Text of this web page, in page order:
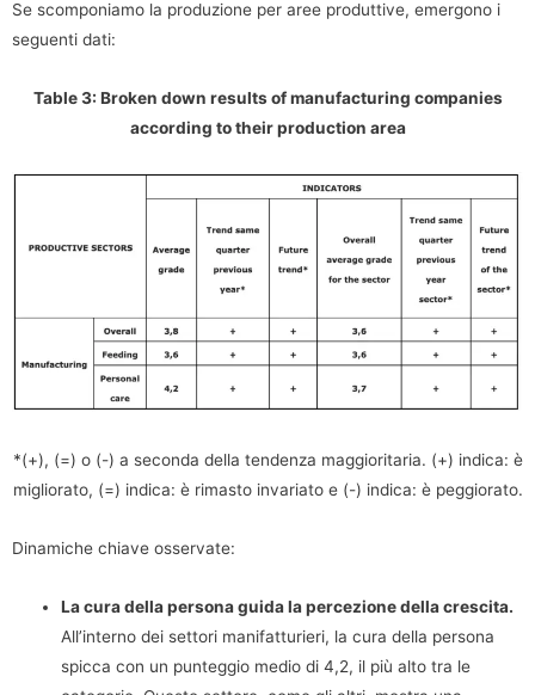
Se scomponiamo la produzione per aree produttive, emergono i
seguenti dati:
Table 3: Broken down results of manufacturing companies
according to their production area
*(+), (=) o (-) a seconda della tendenza maggioritaria. (+) indica: è
migliorato, (=) indica: è rimasto invariato e (-) indica: è peggiorato.
Dinamiche chiave osservate:
La cura della persona guida la percezione della crescita.
All’interno dei settori manifatturieri, la cura della persona
spicca con un punteggio medio di 4,2, il più alto tra le